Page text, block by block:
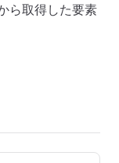
ら取得した要素